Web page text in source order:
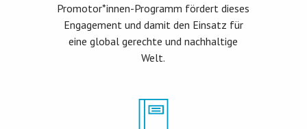
Promotor*innen-Programm fördert dieses
Engagement und damit den Einsatz für
eine global gerechte und nachhaltige
Welt.